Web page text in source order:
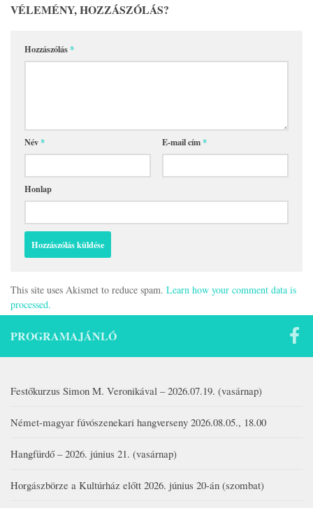
VÉLEMÉNY, HOZZÁSZÓLÁS?
Hozzászólás*
Név* E-mail cím*
Honlap
This site uses Akismet to reduce spam. Learn how your comment data is
processed.
PROGRAMAJÁNLÓ
Festőkurzus Simon M. Veronikával – 2026.07.19. (vasárnap)
Német-magyar fúvószenekari hangverseny 2026.08.05., 18.00
Hangfürdő – 2026. június 21. (vasárnap)
Horgászbörze a Kultúrház előtt 2026. június 20-án (szombat)